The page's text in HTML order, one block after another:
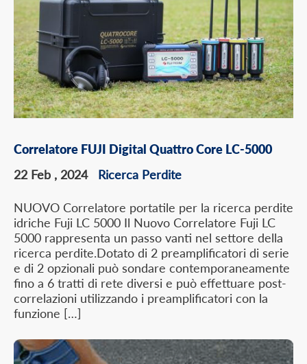
Correlatore FUJI Digital Quattro Core LC-5000
22 Feb , 2024 Ricerca Perdite
NUOVO Correlatore portatile per la ricerca perdite
idriche Fuji LC 5000 Il Nuovo Correlatore Fuji LC
5000 rappresenta un passo vanti nel settore della
ricerca perdite.Dotato di 2 preamplificatori di serie
e di 2 opzionali può sondare contemporaneamente
fino a 6 tratti di rete diversi e può effettuare post-
correlazioni utilizzando i preamplificatori con la
funzione […]